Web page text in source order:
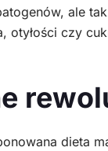
ale
otyłości czy
dieta